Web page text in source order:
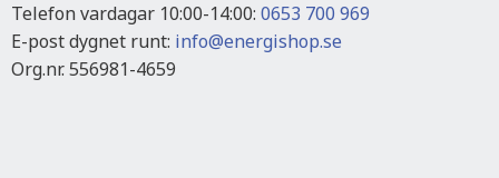
Telefon vardagar 10:00-14:00: 0653 700 969
E-post dygnet runt: info@energishop.se
Org.nr. 556981-4659